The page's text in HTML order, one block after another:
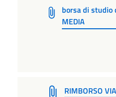
borsa di studio
MEDIA
RIMBORSO